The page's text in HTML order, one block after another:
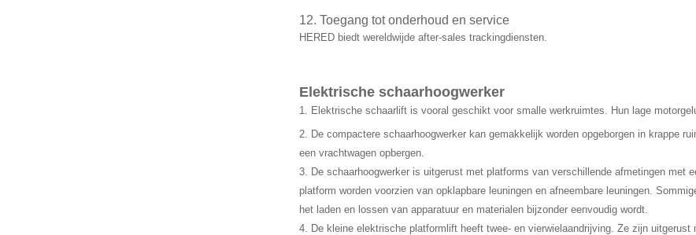
12. Toegang tot onderhoud en service
HERED biedt wereldwijde after-sales trackingdiensten.
Elektrische schaarhoogwerker
1. Elektrische schaarlift is vooral geschikt voor smalle werkruimtes. Hun lage
2. De compactere schaarhoogwerker kan gemakkelijk worden opgeborgen in krappe
een vrachtwagen opbergen.
3. De schaarhoogwerker is uitgerust met platforms van verschillende afmetingen met
platform worden voorzien van opklapbare leuningen en afneembare leuningen.
het laden en lossen van apparatuur en materialen bijzonder eenvoudig wordt.
4. De kleine elektrische platformlift heeft twee- en vierwielaandrijving. Ze zijn